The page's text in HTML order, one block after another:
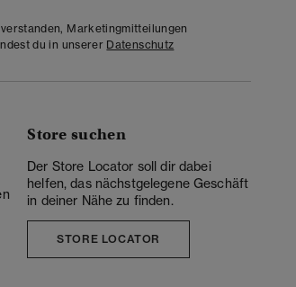
Marketingmitteilungen
du in unserer Datenschutz
Store suchen
Der Store Locator soll dir dabei
helfen, das nächstgelegene Geschäft
in deiner Nähe zu finden.
STORE LOCATOR